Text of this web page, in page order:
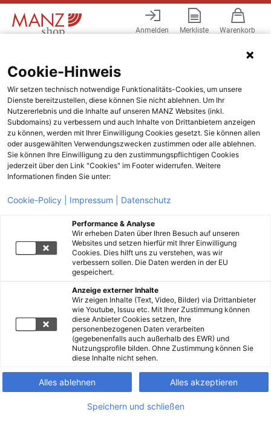
Anmelden Merkliste Warenkorb
Cookie-Hinweis
Wir setzen technisch notwendige Funktionalitäts-Cookies, um unsere
Dienste bereitzustellen, diese können Sie nicht ablehnen. Um Ihr
Nutzererlebnis und die Inhalte auf unseren MANZ Websites (inkl.
Subdomains) zu verbessern und auch Inhalte von Drittanbietern anzeigen
zu können, werden mit Ihrer Einwilligung Cookies gesetzt. Sie können allen
oder ausgewählten Verwendungszwecken zustimmen oder alle ablehnen.
Sie können Ihre Einwilligung zu den zustimmungspflichtigen Cookies
jederzeit über den Link "Cookies" im Footer widerrufen. Weitere
Informationen finden Sie unter:
Cookie-Policy | Impressum | Datenschutz
Performance & Analyse
Wir erheben Daten über Ihren Besuch auf unseren
Websites und setzen hierfür mit Ihrer Einwilligung
Cookies. Dies hilft uns zu verstehen, was wir
verbessern sollen. Die Daten werden in der EU
gespeichert.
Anzeige externer Inhalte
Wir zeigen Inhalte (Text, Video, Bilder) via Drittanbieter
wie Youtube, Issuu etc. Mit Ihrer Zustimmung können
diese Anbieter Cookies setzen, Ihre
personenbezogenen Daten verarbeiten
(gegebenenfalls auch außerhalb des EWR) und
Nutzungsprofile bilden. Ohne Zustimmung können Sie
diese Inhalte nicht sehen.
Alles ablehnen Alles akzeptieren
Speichern und schließen